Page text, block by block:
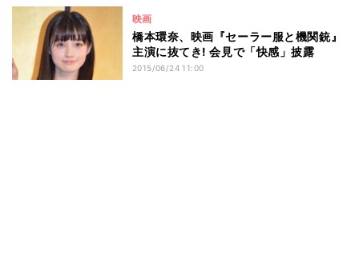
映画
橋本環奈、映画『セーラー服と機関銃』
主演に抜てき! 会見で「快感」披露
2015/06/24 11:00